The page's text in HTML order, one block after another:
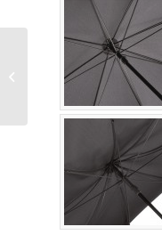
Sonderanfertigung:
Stockschirm Fare 1192